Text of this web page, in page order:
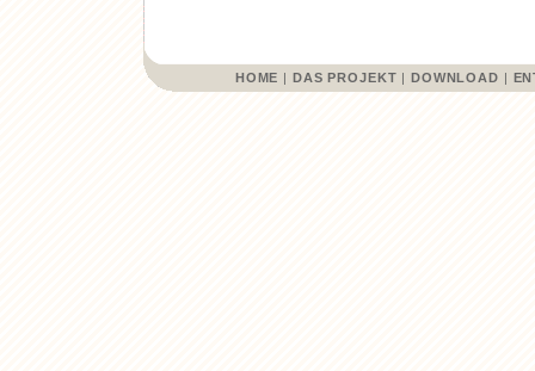
HOME | DAS PROJEKT | DOWNLOAD |